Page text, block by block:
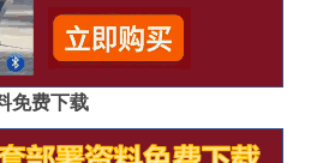
免费下载